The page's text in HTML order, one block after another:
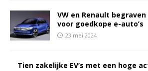
VW en Renault
voor goedkope e-auto’s
23 mei 2024
Tien zakelijke EV’s met een hoge